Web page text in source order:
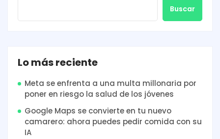
Buscar
Lo más reciente
Meta se enfrenta a una multa millonaria por
poner en riesgo la salud de los jóvenes
Google Maps se convierte en tu nuevo
camarero: ahora puedes pedir comida con su
IA